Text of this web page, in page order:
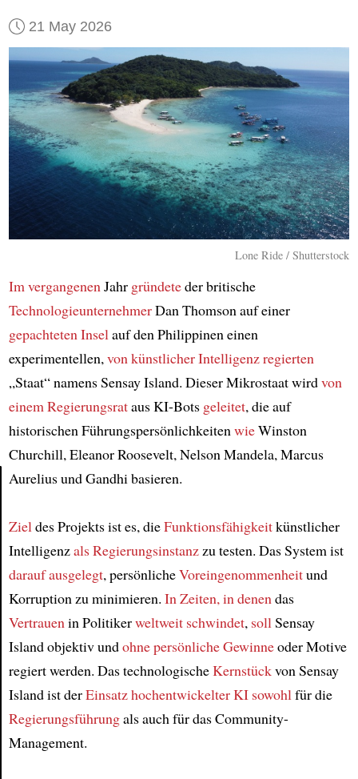
21 May 2026
Lone Ride / Shutterstock
Im vergangenen Jahr gründeteder britische
TechnologieunternehmerDan Thomson auf einer
gepachteten Insel auf den Philippinen einen
experimentellen, von künstlicher Intelligenz regierten
„Staat“ namens Sensay Island. Dieser Mikrostaat wirdvon
einem Regierungsrataus KI-Bots geleitet, die auf
historischen Führungspersönlichkeiten wieWinston
Churchill, Eleanor Roosevelt, Nelson Mandela, Marcus
Aurelius und Gandhi basieren.
Ziel des Projekts ist es, dieFunktionsfähigkeitkünstlicher
Intelligenzals Regierungsinstanzzu testen. Das System ist
darauf ausgelegt, persönlicheVoreingenommenheitund
Korruption zu minimieren. In Zeiten, in denen das
Vertrauen in Politikerweltweit schwindet, soll Sensay
Island objektiv undohne persönliche Gewinneoder Motive
regiert werden. Das technologischeKernstückvon Sensay
Island ist derEinsatz hochentwickelter KI sowohl für die
Regierungsführungals auch für das Community-
Management.